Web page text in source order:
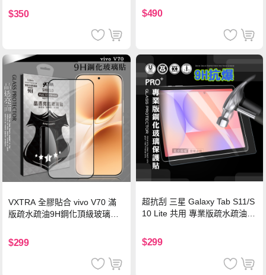
$350
機/平板/筆電
$490
VXTRA 全膠貼合 vivo V70 滿
版疏水疏油9H鋼化頂級玻璃貼
$299
超抗刮 三星 Galaxy Tab S11/S
10 Lite 共用 專業版疏水疏油9
$299